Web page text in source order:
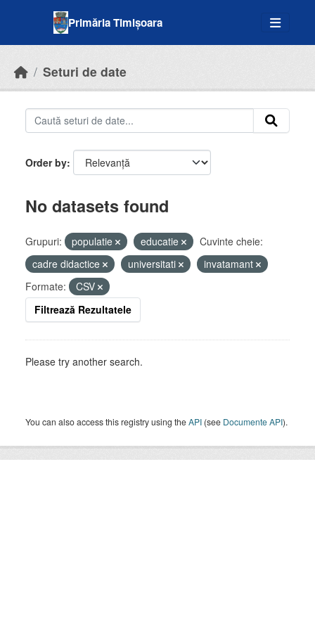
Primăria Timișoara
Seturi de date
Order by
No datasets found
Grupuri: populatie educatie
Cuvinte cheie:
cadre didactice
universitati
invatamant
Formate:
CSV
Filtrează Rezultatele
Please try another search.
You can also access this registry using theAPI (see Documente API).